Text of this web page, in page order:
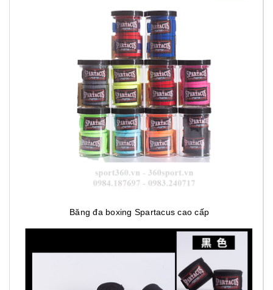
Băng đa boxing Spartacus cao cấp